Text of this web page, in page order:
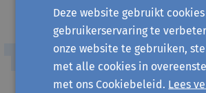
COMMONS EN DEELECONOMIE
BLOG
Deze website gebruikt
gebruikerservaring te
onze website te gebruiken,
met alle cookies in
met ons Cookiebeleid. Lees